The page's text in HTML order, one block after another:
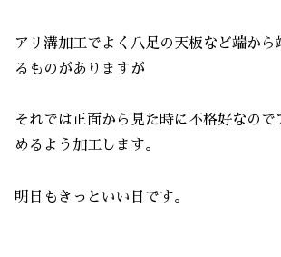
アリ溝加工でよく八足の天板など端から
るものがありますが
それでは正面から見た時に不格好なので
めるよう加工します。
明日もきっといい日です。